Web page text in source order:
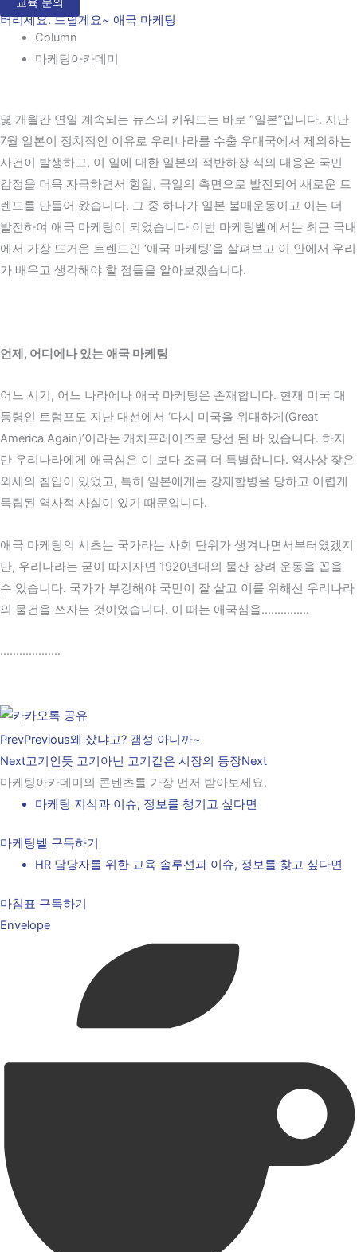
버리세요. 드릴게요~ 애국 마케팅
Column
마케팅아카데미
몇 개월간 연일 계속되는 뉴스의 키워드는 바로 “일본”입니다. 지난
7월 일본이 정치적인 이유로 우리나라를 수출 우대국에서 제외하는
사건이 발생하고, 이 일에 대한 일본의 적반하장 식의 대응은 국민
감정을 더욱 자극하면서 항일, 극일의 측면으로 발전되어 새로운 트
렌드를 만들어 왔습니다. 그 중 하나가 일본 불매운동이고 이는 더
발전하여 애국 마케팅이 되었습니다 이번 마케팅벨에서는 최근 국내
에서 가장 뜨거운 트렌드인 ‘애국 마케팅’을 살펴보고 이 안에서 우리
가 배우고 생각해야 할 점들을 알아보겠습니다.
언제, 어디에나 있는 애국 마케팅
어느 시기, 어느 나라에나 애국 마케팅은 존재합니다. 현재 미국 대
통령인 트럼프도 지난 대선에서 ‘다시 미국을 위대하게(Great
America Again)’이라는 캐치프레이즈로 당선 된 바 있습니다. 하지
만 우리나라에게 애국심은 이 보다 조금 더 특별합니다. 역사상 잦은
외세의 침입이 있었고, 특히 일본에게는 강제합병을 당하고 어렵게
독립된 역사적 사실이 있기 때문입니다.
애국 마케팅의 시초는 국가라는 사회 단위가 생겨나면서부터였겠지
만, 우리나라는 굳이 따지자면 1920년대의 물산 장려 운동을 꼽을
수 있습니다. 국가가 부강해야 국민이 잘 살고 이를 위해선 우리나라
의 물건을 쓰자는 것이었습니다. 이 때는 애국심을……………
……………….
PrevPrevious왜 샀냐고? 갬성 아니까~
Next고기인듯 고기아닌 고기같은 시장의 등장Next
마케팅아카데미의 콘텐츠를 가장 먼저 받아보세요.
마케팅 지식과 이슈, 정보를 챙기고 싶다면
마케팅벨 구독하기
HR 담당자를 위한 교육 솔루션과 이슈, 정보를 찾고 싶다면
마침표 구독하기
Envelope